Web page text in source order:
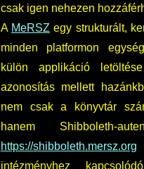
csak igen nehezen
A MeRSZ egy strukturált,
minden platformon
külön applikáció
azonosítás mellett
nem csak a könyvtár
hanem Shibboleth-
https://shibboleth.mersz.org
intézményhez